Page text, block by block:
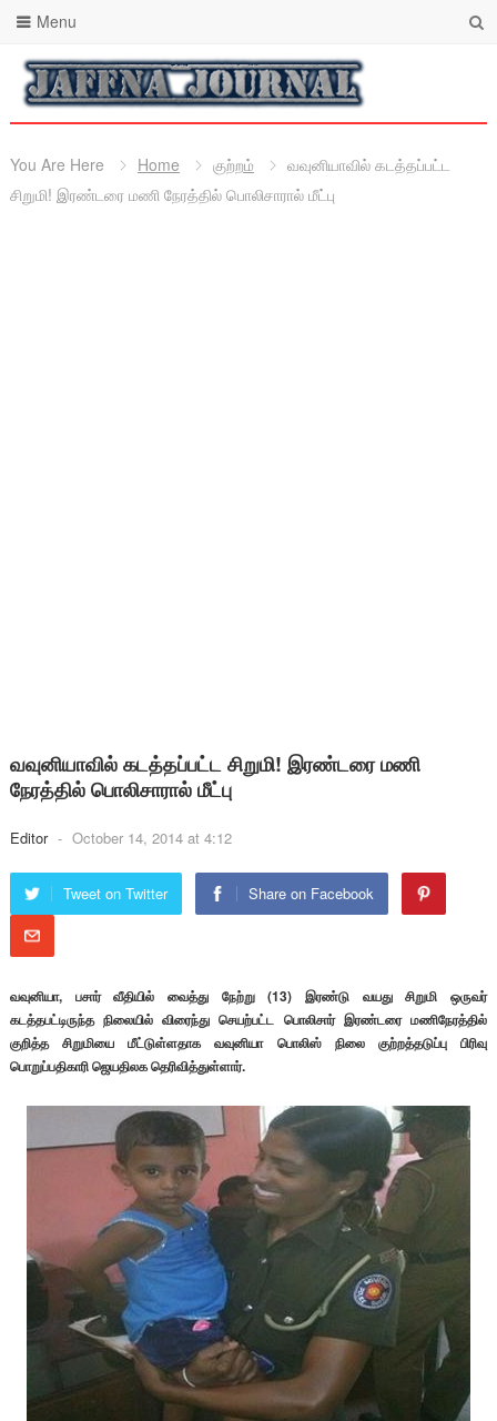
Menu
You Are Here Home குற்றம்
வவுனியாவில் கடத்தப்பட்ட
சிறுமி! இரண்டரை மணி நேரத்தில் பொலிசாரால் மீட்பு
வவுனியாவில் கடத்தப்பட்ட சிறுமி! இரண்டரை மணி
நேரத்தில் பொலிசாரால் மீட்பு
Editor - October 14, 2014 at 4:12
Tweet on Twitter Share on Facebook
வவுனியா, பசார் வீதியில் வைத்து நேற்று (13) இரண்டு வயது சிறுமி ஒருவர்
கடத்தபட்டிருந்த நிலையில் விரைந்து செயற்பட்ட பொலிசார் இரண்டரை மணிநேரத்தில்
குறித்த சிறுமியை மீட்டுள்ளதாக வவுனியா பொலிஸ் நிலை குற்றத்தடுப்பு பிரிவு
பொறுப்பதிகாரி ஜெயதிலக தெரிவித்துள்ளார்.